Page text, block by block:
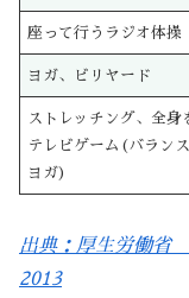
座って行うラジオ体操
ヨガ、ビリヤード
ストレッチング、全身
テレビゲーム(バランス
ヨガ)
出典：厚生労働省
2013